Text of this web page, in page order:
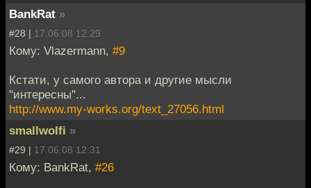
BankRat »
#28 | 17.06.08 12:29
Кому: Vlazermann, #9
Кстати, у самого автора и другие мысли
"интересны"...
http://www.my-works.org/text_27056.html
smallwolfi »
#29 | 17.06.08 12:31
Кому: BankRat, #26